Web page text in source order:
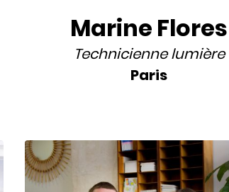
Marine Flores
Technicienne lumière
Paris